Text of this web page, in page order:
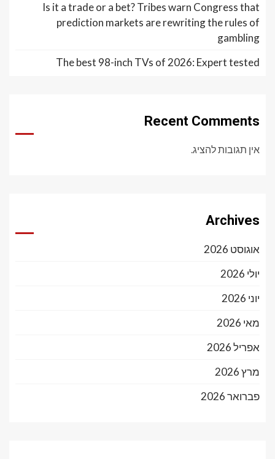
Is it a trade or a bet? Tribes warn Congress that
prediction markets are rewriting the rules of
gambling
The best 98-inch TVs of 2026: Expert tested
Recent Comments
אין תגובות להציג.
Archives
אוגוסט 2026
יולי 2026
יוני 2026
מאי 2026
אפריל 2026
מרץ 2026
פברואר 2026